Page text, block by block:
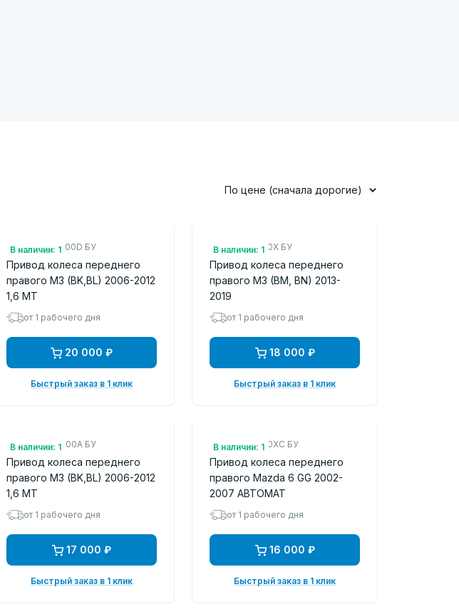
По цене (сначала дорогие)
В наличии: 1
Арт.: FG0525500D БУ
Привод колеса переднего
правого M3 (BK,BL) 2006-2012
1,6 MТ
от 1 рабочего дня
20 000 ₽
Быстрый заказ в 1 клик
В наличии: 1
Арт.: FTC12550X БУ
Привод колеса переднего
правого M3 (BM, BN) 2013-
2019
от 1 рабочего дня
18 000 ₽
Быстрый заказ в 1 клик
В наличии: 1
Арт.: FG3325500A БУ
Привод колеса переднего
правого M3 (BK,BL) 2006-2012
1,6 MТ
от 1 рабочего дня
17 000 ₽
Быстрый заказ в 1 клик
В наличии: 1
Арт.: GP182550XC БУ
Привод колеса переднего
правого Mazda 6 GG 2002-
2007 АВТОМАТ
от 1 рабочего дня
16 000 ₽
Быстрый заказ в 1 клик